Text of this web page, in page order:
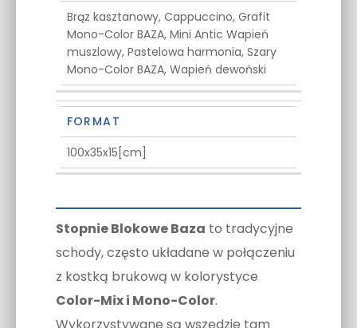
Brąz kasztanowy, Cappuccino, Grafit
Mono-Color BAZA, Mini Antic Wapień
muszlowy, Pastelowa harmonia, Szary
Mono-Color BAZA, Wapień dewoński
FORMAT
100x35x15[cm]
Stopnie Blokowe Baza to tradycyjne
schody, często układane w połączeniu
z kostką brukową w kolorystyce
Color-Mix i Mono-Color.
Wykorzystywane są wszędzie tam